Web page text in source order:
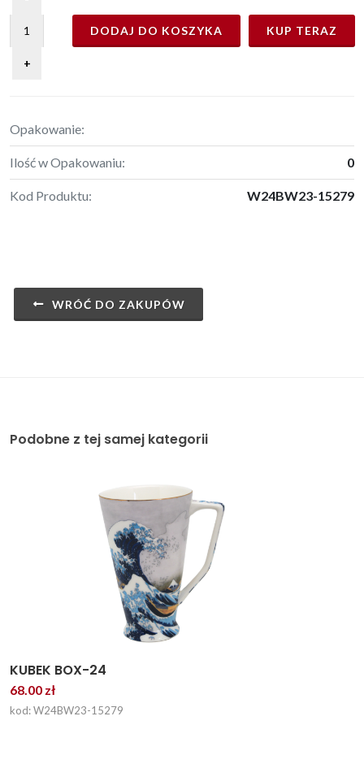
DODAJ DO KOSZYKA KUP TERAZ
Opakowanie:
Ilość w Opakowaniu: 0
Kod Produktu: W24BW23-15279
WRÓĆ DO ZAKUPÓW
Podobne z tej samej kategorii
KUBEK BOX-24
68.00 zł
kod: W24BW23-15279